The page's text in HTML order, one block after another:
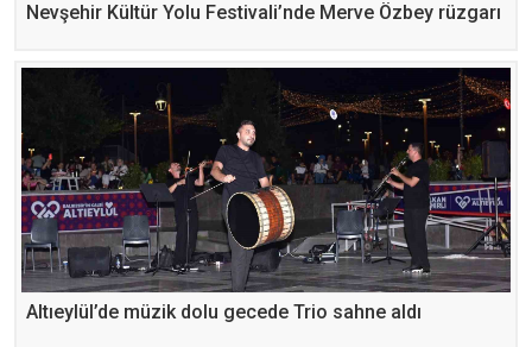
Nevşehir Kültür Yolu Festivali’nde Merve Özbey rüzgarı
Altıeylül’de müzik dolu gecede Trio sahne aldı